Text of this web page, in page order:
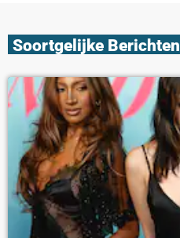
Soortgelijke Berichten